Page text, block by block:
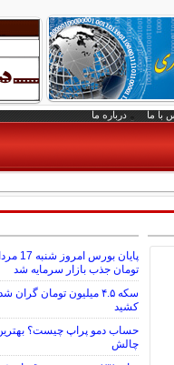
با ما درباره ما
تومان جذب بازار سرمایه شد
سکه ۴.۵ میلیون تومان
کشید
حساب دمو پراپ چیست؟
چالش